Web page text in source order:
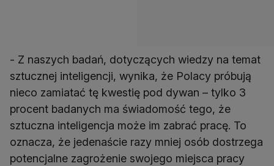
- Z naszych badań, dotyczących wiedzy na temat
sztucznej inteligencji, wynika, że Polacy próbują
nieco zamiatać tę kwestię pod dywan – tylko 3
procent badanych ma świadomość tego, że
sztuczna inteligencja może im zabrać pracę. To
oznacza, że jedenaście razy mniej osób dostrzega
potencjalne zagrożenie swojego miejsca pracy